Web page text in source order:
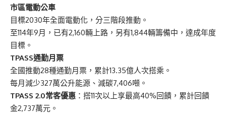
市區電動公車
目標2030年全面電動化，分三階段推動。
至114年9月，已有2,160輛上路，另有1,844輛籌備中，達成年度
目標。
TPASS通勤月票
全國推動28種通勤月票，累計13.35億人次搭乘。
每月減少327萬公升能源、減碳7,406噸。
TPASS 2.0常客優惠 ：搭11次以上享最高40%回饋，累計回饋
金2,737萬元。